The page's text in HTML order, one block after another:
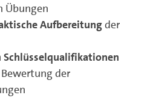
Übungen
Aufbereitungder
Schlüsselqualifikationen
der